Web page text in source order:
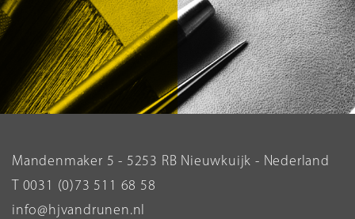
Mandenmaker 5 - 5253 RB Nieuwkuijk - Nederland
T 0031 (0)73 511 68 58
info@hjvandrunen.nl